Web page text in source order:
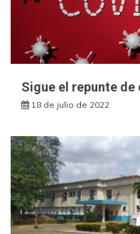
Sigue el repunte
18 de julio de 2022